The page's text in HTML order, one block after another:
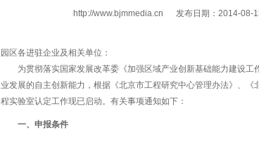
http://www.bjmmedia.cn 发布日期：2014-
园区各进驻企业及相关单位：
为贯彻落实国家发展改革委《加强区域产业创新基础能力建设
业发展的自主创新能力，根据《北京市工程研究中心管理办法》、
程实验室认定工作现已启动。有关事项通知如下：
一、申报条件